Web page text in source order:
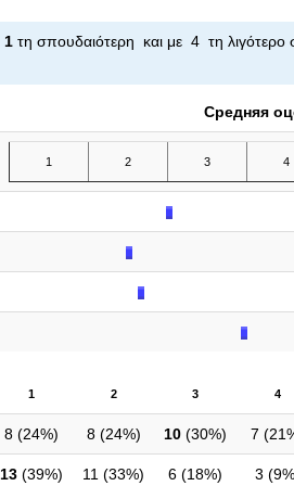
1 τη σπουδαιότερη και με 4 τη λιγότερο
Средняя
1 2 3 4
1 2 3 4
8 (24%) 8 (24%) 10 (30%) 7 (
13 (39%) 11 (33%) 6 (18%) 3 (9%